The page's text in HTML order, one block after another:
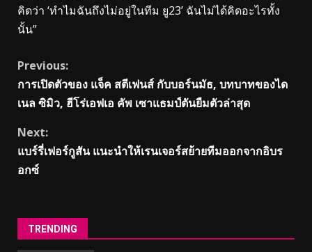
คิดว่า ‘ทำไมฉันถึงไม่อยู่ในทีม ยู23’ ฉันไม่ได้คิดอะไรทั้ง
นั้น”
Continue
Reading
Previous:
การเปิดตัวของ แจ็ค สตีเฟนส์ กับบอร์นมัธ, บทบาทของได
เนล ซิมิว, ฮีโร่เอฟเอ คัพ เซาแธมป์ตันยืมตัวล่าสุด
Next:
แบร์รี่เฟอร์กูสัน แนะนําให้เรนเจอร์สย้ายทีมออกจากอิบร
อกซ์
TRENDING